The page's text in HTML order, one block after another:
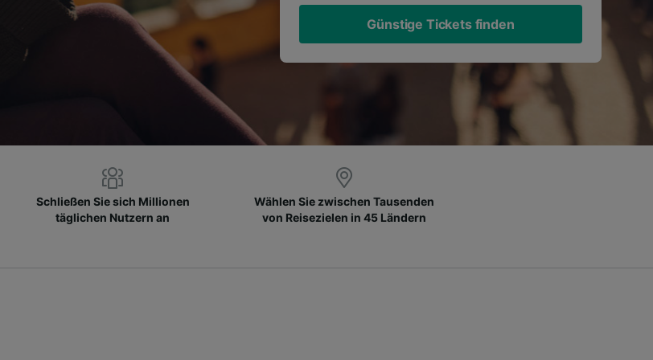
Günstige Tickets finden
Schließen Sie sich Millionen
täglichen Nutzern an
Wählen Sie zwischen Tausenden
von Reisezielen in 45 Ländern